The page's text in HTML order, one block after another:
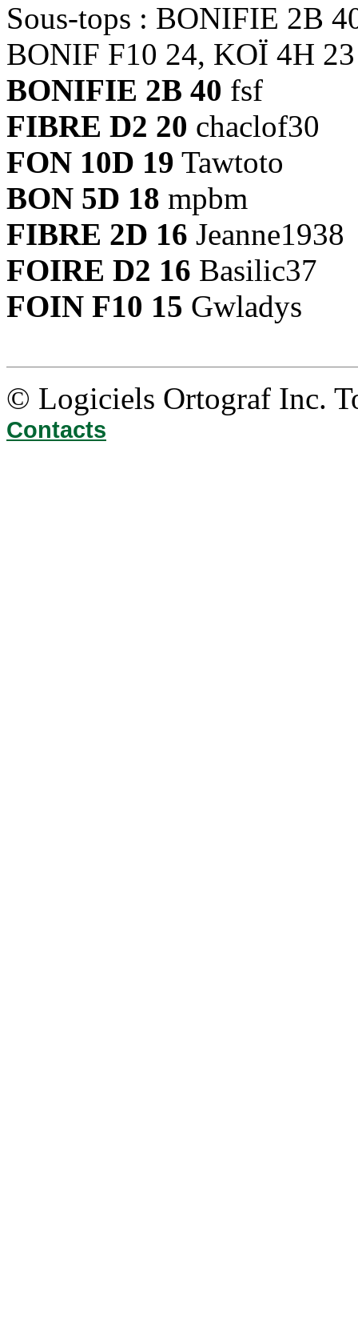
Sous-tops : BONIFIE 2B
BONIF F10 24, KOÏ 4H 23
BONIFIE 2B 40 fsf
FIBRE D2 20 chaclof30
FON 10D 19 Tawtoto
BON 5D 18 mpbm
FIBRE 2D 16 Jeanne1938
FOIRE D2 16 Basilic37
FOIN F10 15 Gwladys
© Logiciels Ortograf Inc.
Contacts